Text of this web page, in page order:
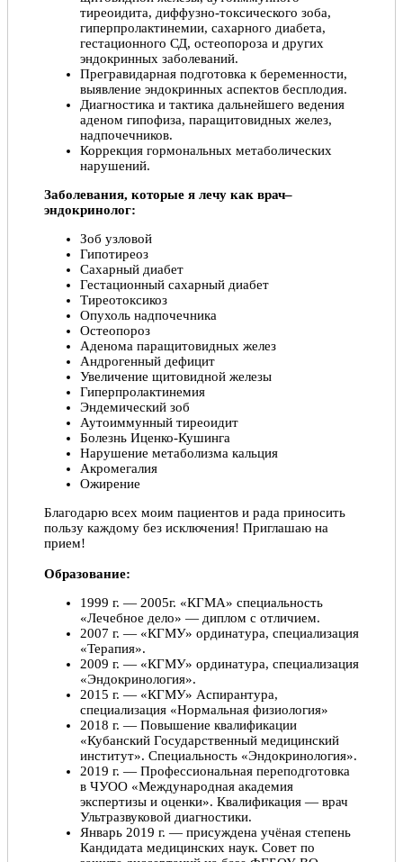
тиреоидита, диффузно-токсического зоба,
гиперпролактинемии, сахарного диабета,
гестационного СД, остеопороза и других
эндокринных заболеваний.
Прегравидарная подготовка к беременности,
выявление эндокринных аспектов бесплодия.
Диагностика и тактика дальнейшего ведения
аденом гипофиза, паращитовидных желез,
надпочечников.
Коррекция гормональных метаболических
нарушений.
Заболевания, которые я лечу как врач–
эндокринолог:
Зоб узловой
Гипотиреоз
Сахарный диабет
Гестационный сахарный диабет
Тиреотоксикоз
Опухоль надпочечника
Остеопороз
Аденома паращитовидных желез
Андрогенный дефицит
Увеличение щитовидной железы
Гиперпролактинемия
Эндемический зоб
Аутоиммунный тиреоидит
Болезнь Иценко-Кушинга
Нарушение метаболизма кальция
Акромегалия
Ожирение
Благодарю всех моим пациентов и рада приносить
пользу каждому без исключения! Приглашаю на
прием!
Образование:
1999 г. — 2005г. «КГМА» специальность
«Лечебное дело» — диплом с отличием.
2007 г. — «КГМУ» ординатура, специализация
«Терапия».
2009 г. — «КГМУ» ординатура, специализация
«Эндокринология».
2015 г. — «КГМУ» Аспирантура,
специализация «Нормальная физиология»
2018 г. — Повышение квалификации
«Кубанский Государственный медицинский
институт». Специальность «Эндокринология».
2019 г. — Профессиональная переподготовка
в ЧУОО «Международная академия
экспертизы и оценки». Квалификация — врач
Ультразвуковой диагностики.
Январь 2019 г. — присуждена учёная степень
Кандидата медицинских наук. Совет по